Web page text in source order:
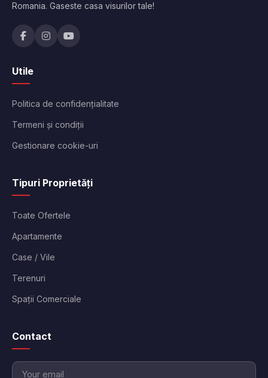
Romania. Gaseste casa visurilor tale!
Utile
Politica de confidențialitate
Termeni și condiții
Gestionare cookie-uri
Tipuri Proprietăți
Toate Ofertele
Apartamente
Case / Vile
Terenuri
Spații Comerciale
Contact